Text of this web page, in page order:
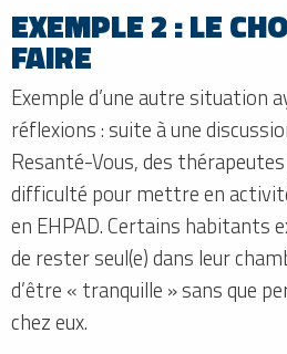
EXEMPLE 2 : LE
FAIRE
Exemple d’une autre situation
réflexions : suite à une
Resanté-Vous, des
difficulté pour mettre en
en EHPAD. Certains habitants
de rester seul(e) dans leur
d’être « tranquille » sans que
chez eux.